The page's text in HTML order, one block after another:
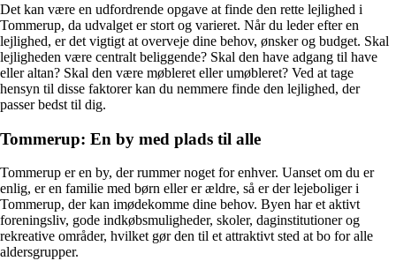
Det kan være en udfordrende opgave at finde den rette lejlighed i
Tommerup, da udvalget er stort og varieret. Når du leder efter en
lejlighed, er det vigtigt at overveje dine behov, ønsker og budget. Skal
lejligheden være centralt beliggende? Skal den have adgang til have
eller altan? Skal den være møbleret eller umøbleret? Ved at tage
hensyn til disse faktorer kan du nemmere finde den lejlighed, der
passer bedst til dig.
Tommerup: En by med plads til alle
Tommerup er en by, der rummer noget for enhver. Uanset om du er
enlig, er en familie med børn eller er ældre, så er der lejeboliger i
Tommerup, der kan imødekomme dine behov. Byen har et aktivt
foreningsliv, gode indkøbsmuligheder, skoler, daginstitutioner og
rekreative områder, hvilket gør den til et attraktivt sted at bo for alle
aldersgrupper.